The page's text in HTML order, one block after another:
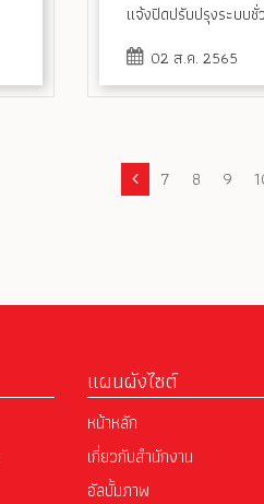
แจ้งปิดปรับปรุงระบบชั่
02 ส.ค. 2565
7 8 9
แผนผังไซต์
หน้าหลัก
เกี่ยวกับสำนักงาน
อัลบั้มภาพ